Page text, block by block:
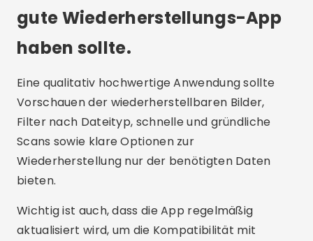
gute Wiederherstellungs-App
haben sollte.
Eine qualitativ hochwertige Anwendung sollte
Vorschauen der wiederherstellbaren Bilder,
Filter nach Dateityp, schnelle und gründliche
Scans sowie klare Optionen zur
Wiederherstellung nur der benötigten Daten
bieten.
Wichtig ist auch, dass die App regelmäßig
aktualisiert wird, um die Kompatibilität mit